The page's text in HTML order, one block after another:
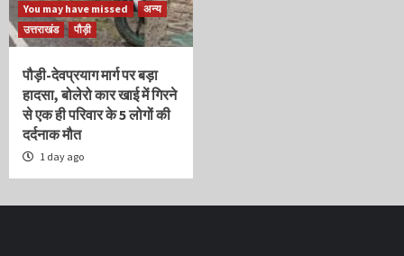
You may have missed
अन्य
उत्तराखंड
पौड़ी
पौड़ी-देवप्रयाग मार्ग पर बड़ा
हादसा, बोलेरो कार खाई में गिरने
से एक ही परिवार के 5 लोगों की
दर्दनाक मौत
1 day ago